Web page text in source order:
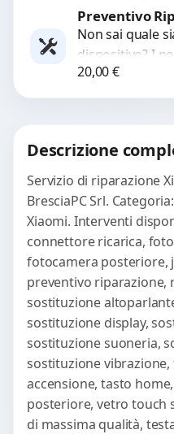
Preventivo
Non sai quale
dispositivo? I
check-up
avanzati per...
20,00€
Descrizione
Servizio di riparazione
BresciaPC Srl.
Xiaomi. Interventi
connettore ricarica,
fotocamera posteriore,
preventivo
sostituzione
sostituzione display,
sostituzione suoneria,
sostituzione
accensione, tasto
posteriore, vetro touch
di massima qualità,